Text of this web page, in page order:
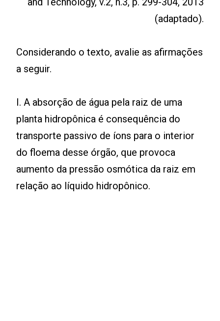
(adaptado).
Considerando o texto, avalie as afirmações
a seguir.
I. A absorção de água pela raiz de uma
planta hidropônica é consequência do
transporte passivo de íons para o interior
do floema desse órgão, que provoca
aumento da pressão osmótica da raiz em
relação ao líquido hidropônico.